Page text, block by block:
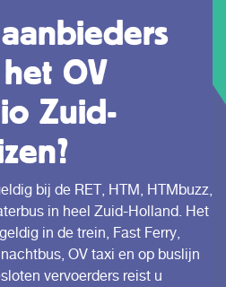
OV
Zuid-
bij de RET, HTM, HTMbuzz,
in heel Zuid-Holland. Het
in de trein, Fast Ferry,
OV taxi en op buslijn
vervoerders reist u